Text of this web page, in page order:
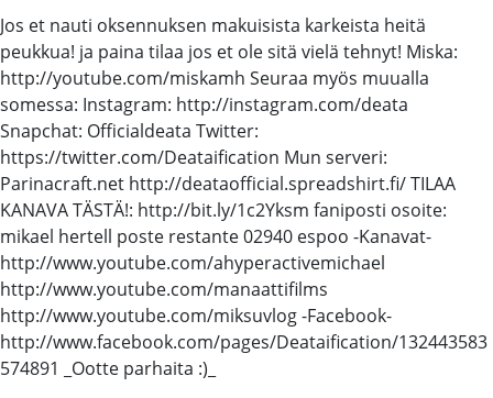
Jos et nauti oksennuksen makuisista karkeista heitä
peukkua! ja paina tilaa jos et ole sitä vielä tehnyt! Miska:
http://youtube.com/miskamh Seuraa myös muualla
somessa: Instagram: http://instagram.com/deata
Snapchat: Officialdeata Twitter:
https://twitter.com/Deataification Mun serveri:
Parinacraft.net http://deataofficial.spreadshirt.fi/ TILAA
KANAVA TÄSTÄ!: http://bit.ly/1c2Yksm faniposti osoite:
mikael hertell poste restante 02940 espoo -Kanavat-
http://www.youtube.com/ahyperactivemichael
http://www.youtube.com/manaattifilms
http://www.youtube.com/miksuvlog -Facebook-
http://www.facebook.com/pages/Deataification/132443583
574891 _Ootte parhaita :)_